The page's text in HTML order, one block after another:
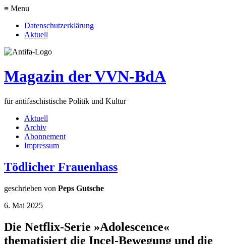
≡ Menu
Datenschutzerklärung
Aktuell
Magazin der VVN-BdA
für antifaschistische Politik und Kultur
Aktuell
Archiv
Abonnement
Impressum
Tödlicher Frauenhass
geschrieben von Peps Gutsche
6. Mai 2025
Die Netflix-Serie »Adolescence«
thematisiert die Incel-Bewegung und die